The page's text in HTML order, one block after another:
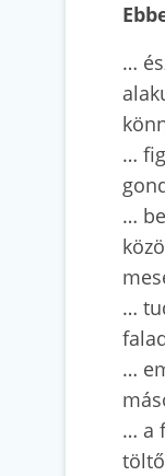
…
…
…
…
…
… a